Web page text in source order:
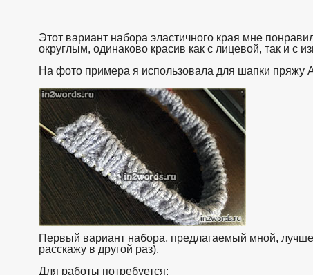
Этот вариант набора эластичного края мне
округлым, одинаково красив как с лицевой, так и с
На фото примера я использовала для шапки
Первый вариант набора, предлагаемый мной,
расскажу в другой раз).
Для работы потребуется: